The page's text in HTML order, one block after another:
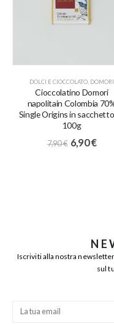
DOLCI E CIOCCOLATO DOMORI
Cioccolatino Domori
napolitain Colombia
Single Origins in
100g
7,90€ 6,90€
Iscriviti alla nostra
sul